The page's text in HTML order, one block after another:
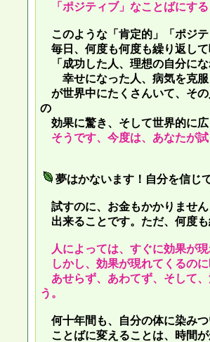
「ポジティブ」なことばにす
このような「肯定的」「ポジ
毎日、何度も何度も繰り返し
「成功した人、理想の自分に
幸せになった人、病気を克服
が世界中にたくさんいて、そ
の
効果に驚き、そして世界的に
そうです、今度は、あなたが
夢はかないます！自分を信じ
試すのに、お金もかかりませ
出来ることです。ただ、何度
人によっては、すぐに効果が
しかし、効果が現れてくるの
あせらず、あわてず、そして
う。
何十年間も、自分の体に染み
ことばに変えることは、時間